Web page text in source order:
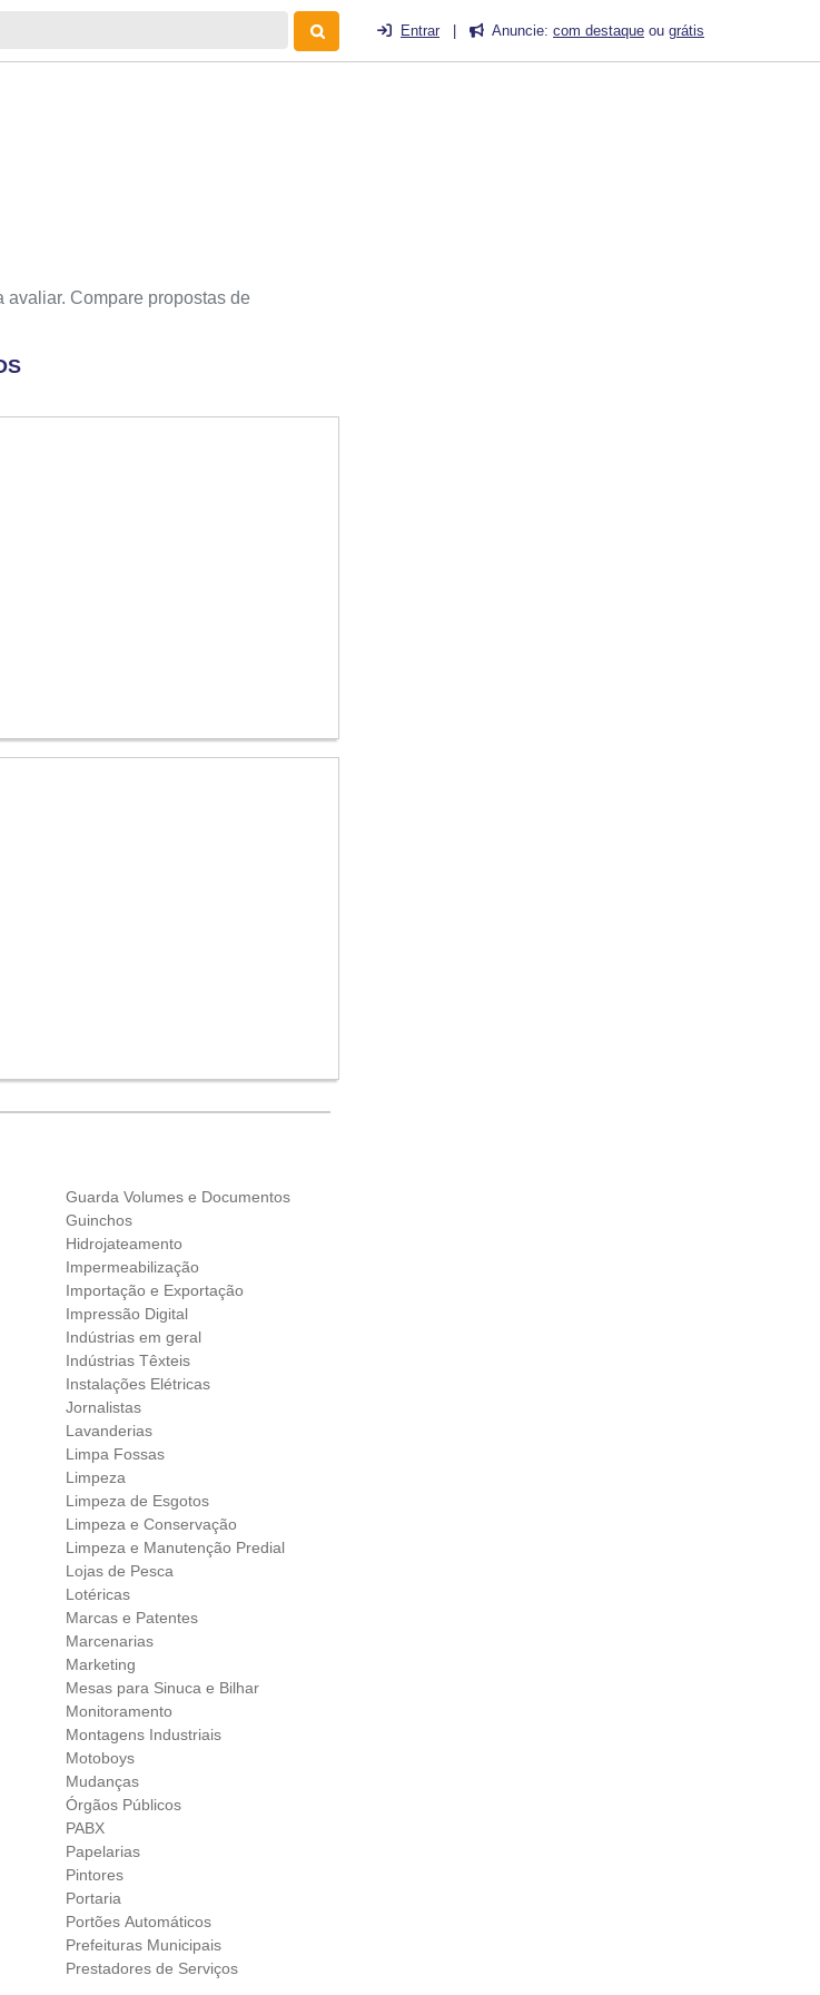
Entrar Anuncie: com destaque ou grátis
avaliar. Compare propostas de
Guarda Volumes e Documentos
Guinchos
Hidrojateamento
Impermeabilização
Importação e Exportação
Impressão Digital
Indústrias em geral
Indústrias Têxteis
Instalações Elétricas
Jornalistas
Lavanderias
Limpa Fossas
Limpeza
Limpeza de Esgotos
Limpeza e Conservação
Limpeza e Manutenção Predial
Lojas de Pesca
Lotéricas
Marcas e Patentes
Marcenarias
Marketing
Mesas para Sinuca e Bilhar
Monitoramento
Montagens Industriais
Motoboys
Mudanças
Órgãos Públicos
PABX
Papelarias
Pintores
Portaria
Portões Automáticos
Prefeituras Municipais
Prestadores de Serviços